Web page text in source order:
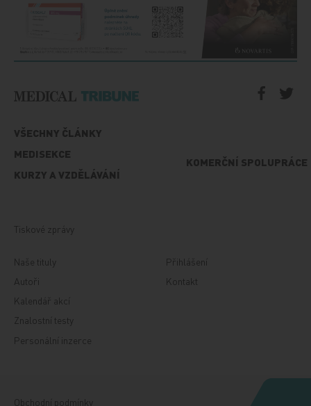
VŠECHNY ČLÁNKY
MEDISEKCE
KURZY A VZDĚLÁVÁNÍ
KOMERČNÍ SPOLUPRÁCE
Tiskové zprávy
Naše tituly
Autoři
Kalendář akcí
Znalostní testy
Personální inzerce
Přihlášení
Kontakt
Obchodní podmínky